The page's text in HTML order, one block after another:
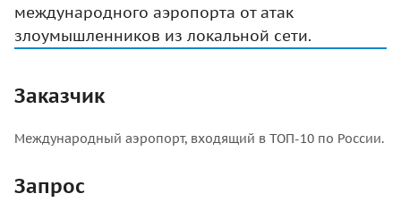
международного аэропорта от атак
злоумышленников из локальной сети.
Заказчик
Международный аэропорт, входящий в ТОП-10 по России.
Запрос